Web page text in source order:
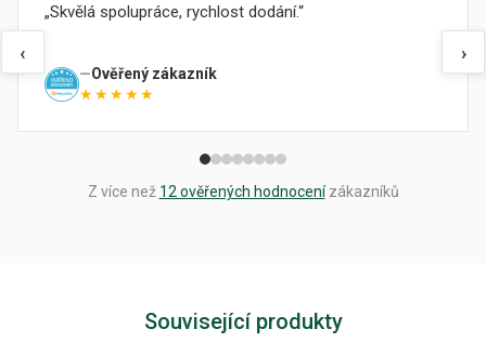
‹
Skvělá spolupráce, rychlost dodání.
Ověřený zákazník
★★★★★
›
Z více než 12 ověřených hodnocenízákazníků
Související produkty